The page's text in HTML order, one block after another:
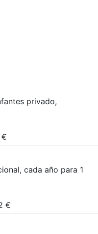
privado,
€
cada año para 1
€